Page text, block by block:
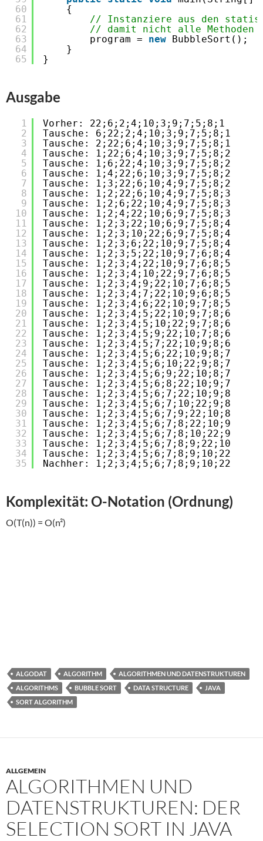
60
61
62
63
64
65
{
// Instanziere aus den
// damit nicht alle Methoden
program = new BubbleSort();
}
}
Ausgabe
1
2
3
4
5
6
7
8
9
10
11
12
13
14
15
16
17
18
19
20
21
22
23
24
25
26
27
28
29
30
31
32
33
34
35
Vorher: 22;6;2;4;10;3;9;7;5;8;1
Tausche: 6;22;2;4;10;3;9;7;5;8;1
Tausche: 2;22;6;4;10;3;9;7;5;8;1
Tausche: 1;22;6;4;10;3;9;7;5;8;2
Tausche: 1;6;22;4;10;3;9;7;5;8;2
Tausche: 1;4;22;6;10;3;9;7;5;8;2
Tausche: 1;3;22;6;10;4;9;7;5;8;2
Tausche: 1;2;22;6;10;4;9;7;5;8;3
Tausche: 1;2;6;22;10;4;9;7;5;8;3
Tausche: 1;2;4;22;10;6;9;7;5;8;3
Tausche: 1;2;3;22;10;6;9;7;5;8;4
Tausche: 1;2;3;10;22;6;9;7;5;8;4
Tausche: 1;2;3;6;22;10;9;7;5;8;4
Tausche: 1;2;3;5;22;10;9;7;6;8;4
Tausche: 1;2;3;4;22;10;9;7;6;8;5
Tausche: 1;2;3;4;10;22;9;7;6;8;5
Tausche: 1;2;3;4;9;22;10;7;6;8;5
Tausche: 1;2;3;4;7;22;10;9;6;8;5
Tausche: 1;2;3;4;6;22;10;9;7;8;5
Tausche: 1;2;3;4;5;22;10;9;7;8;6
Tausche: 1;2;3;4;5;10;22;9;7;8;6
Tausche: 1;2;3;4;5;9;22;10;7;8;6
Tausche: 1;2;3;4;5;7;22;10;9;8;6
Tausche: 1;2;3;4;5;6;22;10;9;8;7
Tausche: 1;2;3;4;5;6;10;22;9;8;7
Tausche: 1;2;3;4;5;6;9;22;10;8;7
Tausche: 1;2;3;4;5;6;8;22;10;9;7
Tausche: 1;2;3;4;5;6;7;22;10;9;8
Tausche: 1;2;3;4;5;6;7;10;22;9;8
Tausche: 1;2;3;4;5;6;7;9;22;10;8
Tausche: 1;2;3;4;5;6;7;8;22;10;9
Tausche: 1;2;3;4;5;6;7;8;10;22;9
Tausche: 1;2;3;4;5;6;7;8;9;22;10
Tausche: 1;2;3;4;5;6;7;8;9;10;22
Nachher: 1;2;3;4;5;6;7;8;9;10;22
Komplexität: O-Notation (Ordnung)
O(T(n)) = O(n²)
ALGODAT ALGORITHM
ALGORITHMEN UND DATENSTRUKTUREN
ALGORITHMS
BUBBLE SORT DATA STRUCTURE
JAVA
SORT ALGORITHM
ALLGEMEIN
ALGORITHMEN UND
DATENSTRUKTUREN: DER
SELECTION SORT IN JAVA